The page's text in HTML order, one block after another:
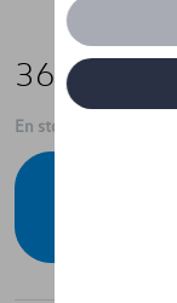
36,25 €
En stock